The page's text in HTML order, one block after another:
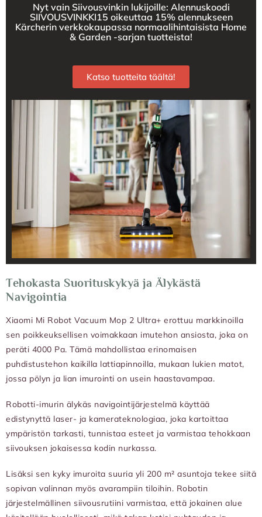
Nyt vain Siivousvinkin lukijoille: Alennuskoodi
SIIVOUSVINKKI15 oikeuttaa 15% alennukseen
Kärcherin verkkokaupassa normaalihintaisista Home
& Garden -sarjan tuotteista!
Katso tuotteita täältä!
Tehokasta Suorituskykyä ja Älykästä
Navigointia
Xiaomi Mi Robot Vacuum Mop 2 Ultra+ erottuu markkinoilla
sen poikkeuksellisen voimakkaan imutehon ansiosta, joka on
peräti 4000 Pa. Tämä mahdollistaa erinomaisen
puhdistustehon kaikilla lattiapinnoilla, mukaan lukien matot,
jossa pölyn ja lian imurointi on usein haastavampaa.
Robotti-imurin älykäs navigointijärjestelmä käyttää
edistynyttä laser- ja kamerateknologiaa, joka kartoittaa
ympäristön tarkasti, tunnistaa esteet ja varmistaa tehokkaan
siivouksen jokaisessa kodin nurkassa.
Lisäksi sen kyky imuroita suuria yli 200 m² asuntoja tekee siitä
sopivan valinnan myös avarampiin tiloihin. Robotin
järjestelmällinen siivousrutiini varmistaa, että jokainen alue